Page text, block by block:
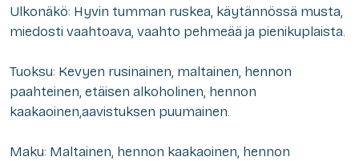
Ulkonäkö: Hyvin tumman ruskea, käytännössä musta,
miedosti vaahtoava, vaahto pehmeää ja pienikuplaista.
Tuoksu: Kevyen rusinainen, maltainen, hennon
paahteinen, etäisen alkoholinen, hennon
kaakaoinen,aavistuksen puumainen.
Maku: Maltainen, hennon kaakaoinen, hennon